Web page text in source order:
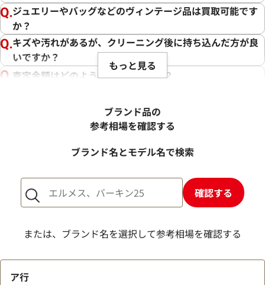
ジュエリーやバッグなどのヴィンテージ品は買取可能です
か？
キズや汚れがあるが、クリーニング後に持ち込んだ方が良
いですか？
査定金額はどのように決まりますか？
売却するか悩んでいるのですが、査定だけお願いできます
1点からでも査定できますか？
もっと見る
ブランド品の
参考相場を確認する
ブランド名とモデル名で検索
確認する
または、ブランド名を選択して参考相場を確認する
ア行